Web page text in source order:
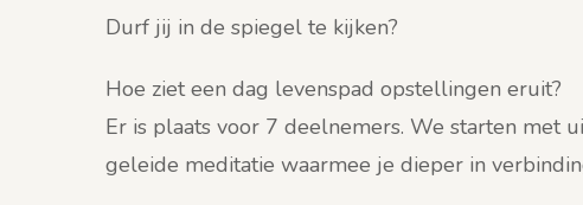
Durf jij in de spiegel te kijken?
Hoe ziet een dag levenspad opstellingen eruit?
Er is plaats voor 7 deelnemers. We starten met
geleide meditatie waarmee je dieper in